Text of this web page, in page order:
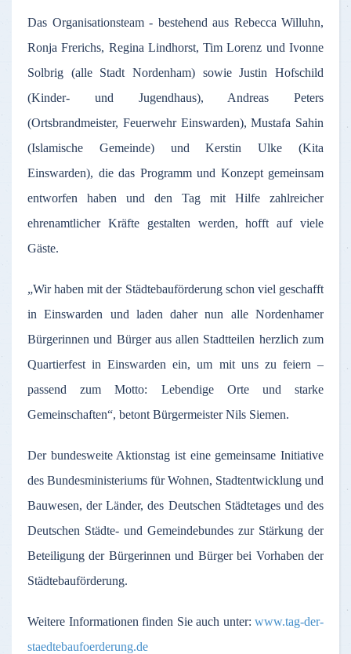
Das Organisationsteam - bestehend aus Rebecca Willuhn,
Ronja Frerichs, Regina Lindhorst, Tim Lorenz und Ivonne
Solbrig (alle Stadt Nordenham) sowie Justin Hofschild
(Kinder- und Jugendhaus), Andreas Peters
(Ortsbrandmeister, Feuerwehr Einswarden), Mustafa Sahin
(Islamische Gemeinde) und Kerstin Ulke (Kita
Einswarden), die das Programm und Konzept gemeinsam
entworfen haben und den Tag mit Hilfe zahlreicher
ehrenamtlicher Kräfte gestalten werden, hofft auf viele
Gäste.
„Wir haben mit der Städtebauförderung schon viel geschafft
in Einswarden und laden daher nun alle Nordenhamer
Bürgerinnen und Bürger aus allen Stadtteilen herzlich zum
Quartierfest in Einswarden ein, um mit uns zu feiern –
passend zum Motto: Lebendige Orte und starke
Gemeinschaften“, betont Bürgermeister Nils Siemen.
Der bundesweite Aktionstag ist eine gemeinsame Initiative
des Bundesministeriums für Wohnen, Stadtentwicklung und
Bauwesen, der Länder, des Deutschen Städtetages und des
Deutschen Städte- und Gemeindebundes zur Stärkung der
Beteiligung der Bürgerinnen und Bürger bei Vorhaben der
Städtebauförderung.
Weitere Informationen finden Sie auch unter: www.tag-der-
staedtebaufoerderung.de